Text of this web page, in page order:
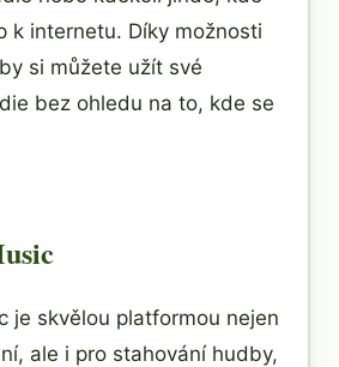
k internetu. Díky možnosti
si můžete užít své
bez ohledu na to, kde se
je skvělou platformou nejen
ale i pro stahování hudby,